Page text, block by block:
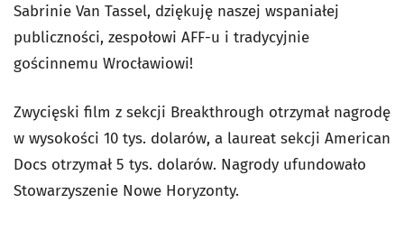
Sabrinie Van Tassel, dziękuję naszej wspaniałej
publiczności, zespołowi AFF-u i tradycyjnie
gościnnemu Wrocławiowi!
Zwycięski film z sekcji Breakthrough otrzymał nagrodę
w wysokości 10 tys. dolarów, a laureat sekcji American
Docs otrzymał 5 tys. dolarów. Nagrody ufundowało
Stowarzyszenie Nowe Horyzonty.